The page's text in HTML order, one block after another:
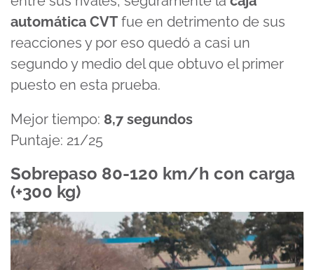
automática CVT fue en detrimento de sus
reacciones y por eso quedó a casi un
segundo y medio del que obtuvo el primer
puesto en esta prueba.
Mejor tiempo: 8,7 segundos
Puntaje: 21/25
Sobrepaso 80-120 km/h con carga
(+300 kg)